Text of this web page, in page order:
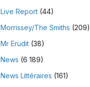
Live Report(44)
Morrissey/The Smiths (209)
Mr Erudit(38)
News (6 189)
News Littéraires (161)